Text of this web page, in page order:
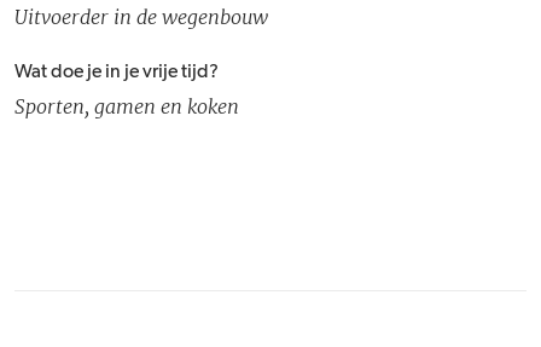
Uitvoerder in de wegenbouw
Wat doe je in je vrije tijd?
Sporten, gamen en koken